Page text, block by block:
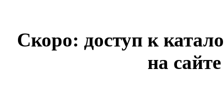
Скоро: доступ к
на